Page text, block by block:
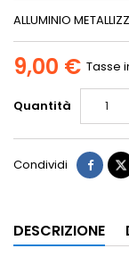
ALLUMINIO
9,00 € Tasse
Quantità
Condividi
DESCRIZIONE